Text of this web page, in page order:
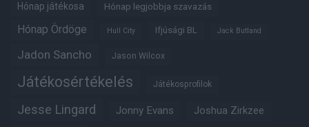
Hónap játékosa Hónap legjobbja szavazás
Hónap Ördöge Hull City Ifjúsági BL Jack Butland
Jadon Sancho Jason Wilcox
Játékosértékelés Játékosprofilok
Jesse Lingard Jonny Evans Joshua Zirkzee